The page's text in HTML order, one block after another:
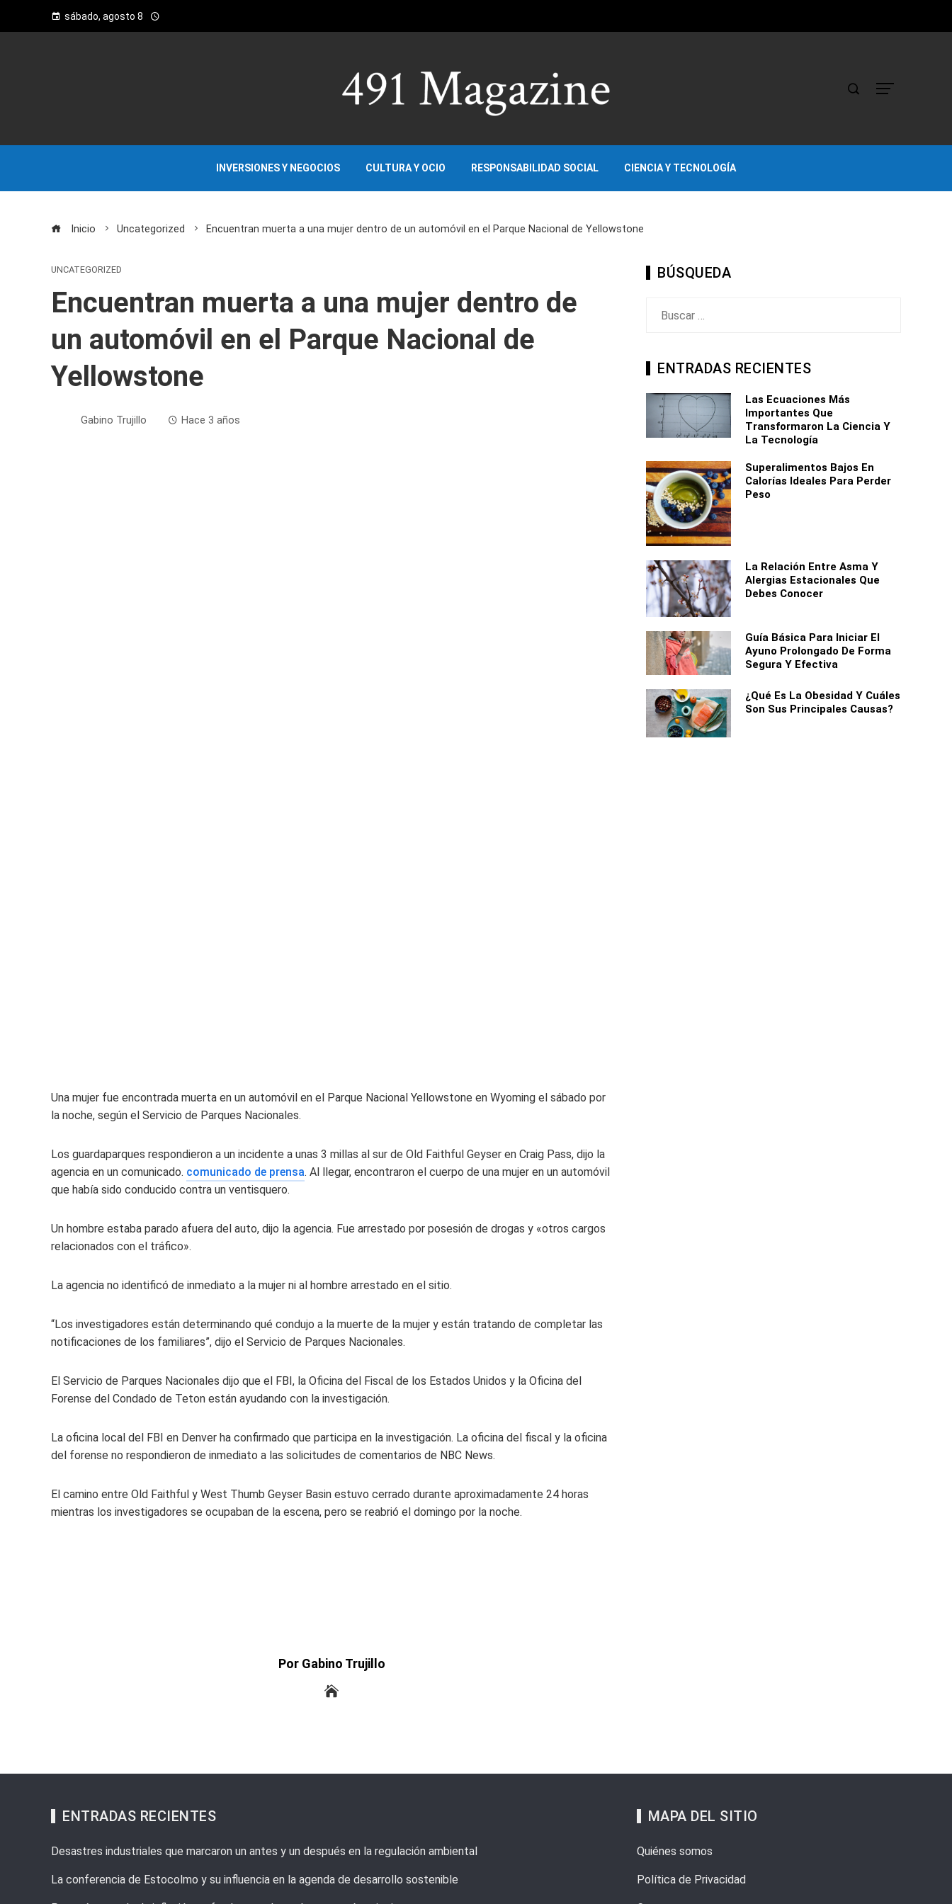
sábado, agosto 8
INVERSIONES Y NEGOCIOS CULTURA Y OCIO RESPONSABILIDAD SOCIAL CIENCIA Y TECNOLOGÍA
Inicio Uncategorized Encuentran muerta a una mujer dentro de un automóvil en el Parque Nacional de Yellowstone
UNCATEGORIZED
Encuentran muerta a una mujer dentro de
un automóvil en el Parque Nacional de
Yellowstone
Gabino Trujillo Hace 3 años
Una mujer fue encontrada muerta en un automóvil en el Parque Nacional Yellowstone en Wyoming el sábado por
la noche, según el Servicio de Parques Nacionales.
Los guardaparques respondieron a un incidente a unas 3 millas al sur de Old Faithful Geyser en Craig Pass, dijo la
agencia en un comunicado. comunicado de prensa. Al llegar, encontraron el cuerpo de una mujer en un automóvil
que había sido conducido contra un ventisquero.
Un hombre estaba parado afuera del auto, dijo la agencia. Fue arrestado por posesión de drogas y «otros cargos
relacionados con el tráfico».
La agencia no identificó de inmediato a la mujer ni al hombre arrestado en el sitio.
“Los investigadores están determinando qué condujo a la muerte de la mujer y están tratando de completar las
notificaciones de los familiares”, dijo el Servicio de Parques Nacionales.
El Servicio de Parques Nacionales dijo que el FBI, la Oficina del Fiscal de los Estados Unidos y la Oficina del
Forense del Condado de Teton están ayudando con la investigación.
La oficina local del FBI en Denver ha confirmado que participa en la investigación. La oficina del fiscal y la oficina
del forense no respondieron de inmediato a las solicitudes de comentarios de NBC News.
El camino entre Old Faithful y West Thumb Geyser Basin estuvo cerrado durante aproximadamente 24 horas
mientras los investigadores se ocupaban de la escena, pero se reabrió el domingo por la noche.
Por Gabino Trujillo
BÚSQUEDA
ENTRADAS RECIENTES
Las Ecuaciones Más
Importantes Que
Transformaron La Ciencia Y
La Tecnología
Superalimentos Bajos En
Calorías Ideales Para Perder
Peso
La Relación Entre Asma Y
Alergias Estacionales Que
Debes Conocer
Guía Básica Para Iniciar El
Ayuno Prolongado De Forma
Segura Y Efectiva
¿Qué Es La Obesidad Y Cuáles
Son Sus Principales Causas?
ENTRADAS RECIENTES
Desastres industriales que marcaron un antes y un después en la regulación ambiental
La conferencia de Estocolmo y su influencia en la agenda de desarrollo sostenible
MAPA DEL SITIO
Quiénes somos
Política de Privacidad